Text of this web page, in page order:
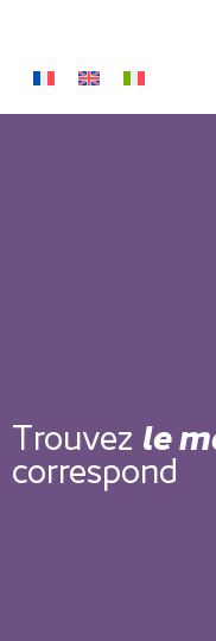
Trouvez le
correspond